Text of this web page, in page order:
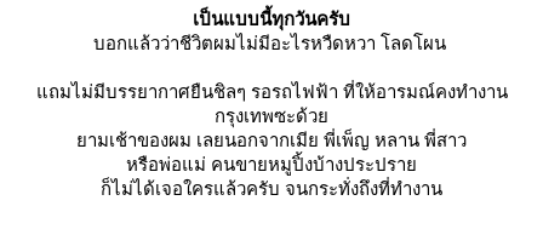
เป็นแบบนี้ทุกวันครับ
บอกแล้วว่าชีวิตผมไม่มีอะไรหวืดหวา โลดโผน
ถมไม่มีบรรยากาศยืนชิลๆ รอรถไฟฟ้า ที่ให้อารมณ์คงทำงาน
กรุงเทพซะด้ว
ามเช้าของผม เลยนอกจากเมีย พี่เพ็ญ หลาน พี่สาว
หรือพ่อแม่ คนขายหมูปิ้งบ้างประปรา
ก็ไม่ได้เจอใครแล้วครับ จนกระทั่งถึงที่ทำงาน